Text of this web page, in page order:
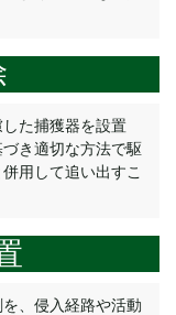
た捕獲器を設置
き適切な方法で駆
用して追い出すこ
、侵入経路や活動